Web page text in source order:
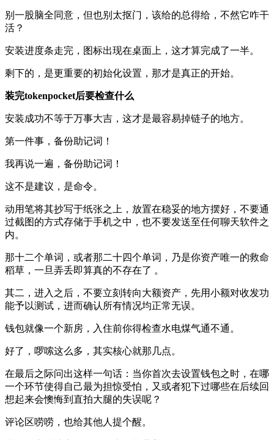
别一股脑全同意，但也别太抠门，该给的总得给，不然它咋干
活？
安装进度条走完，图标出现在桌面上，这才算完成了一半。
剩下的，是更重要的初始化设置，那才是真正的开始。
装完tokenpocket后要检查什么
安装成功不等于万事大吉，这才是最容易掉链子的地方。
第一件事，备份助记词！
我再说一遍，备份助记词！
这不是建议，是命令。
动用笔将其抄写于纸张之上，放置在稳妥的地方摆好，不要通
过截图的方式存储于手机之中，也不要发送至任何聊天软件之
内。
那十二个单词，或者那二十四个单词，乃是你资产唯一的救命
稻草，一旦弄丢即算真的不存在了 。
其二，进入之后，不要立刻转向大额资产，先用小额对收发功
能予以测试，进而确认所有情况均正常无误。
钱包就像一个新房，入住前你得检查水电煤气通不通。
好了，啰嗦这么多，其实核心就那几点。
在最后之际问出这样一句话：当你首次去设置钱包之时，在哪
一个环节使得自己最为担惊受怕，又或者犯下过哪些在后续回
想起来会懊悔到直拍大腿的失误呢？
评论区唠唠，也给其他人提个醒。